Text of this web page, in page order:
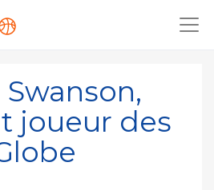
joueur des